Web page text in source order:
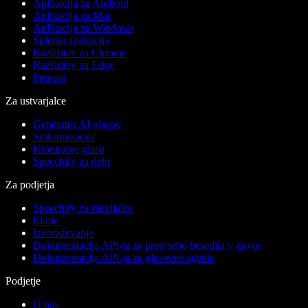
Aplikacija za Android
Aplikacija za Mac
Aplikacija za Windows
Spletna aplikacija
Razširitev za Chrome
Razširitev za Edge
Prenosi
Za ustvarjalce
Generator AI glasov
Sinhronizacija
Kloniranje glasu
Speechify za delo
Za podjetja
Speechify za razvijalce
Ekipe
Izobraževanje
Dokumentacija API-ja za pretvorbo besedila v govor
Dokumentacija API-ja za glasovne agente
Podjetje
O nas